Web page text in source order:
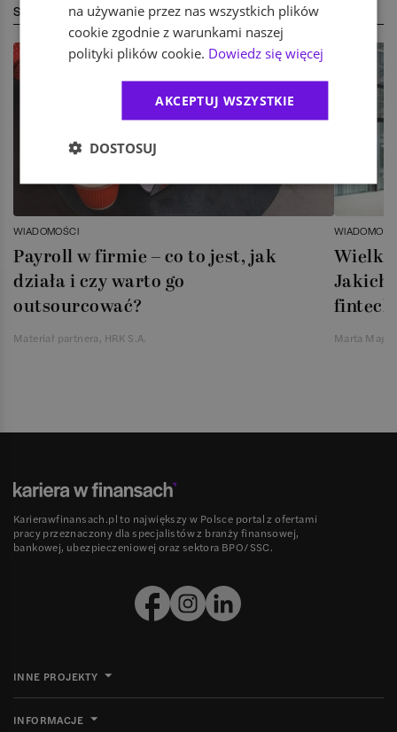
STREFA EKSPERTA
WIADOMOŚCI
Payroll w firmie – co to jest, jak
działa i czy warto go
outsourcować?
Materiał partnera, HRK S.A.
Jakich
Marta
Karierawfinansach.pl to największy w Polsce portal z ofertami
pracy przeznaczony dla specjalistów z branży finansowej,
bankowej, ubezpieczeniowej oraz sektora BPO/SSC.
INNE PROJEKTY
INFORMACJE
na używanie przez nas wszystkich plików
cookie zgodnie z warunkami naszej
polityki plików cookie. Dowiedz się więcej
AKCEPTUJ WSZYSTKIE
DOSTOSUJ